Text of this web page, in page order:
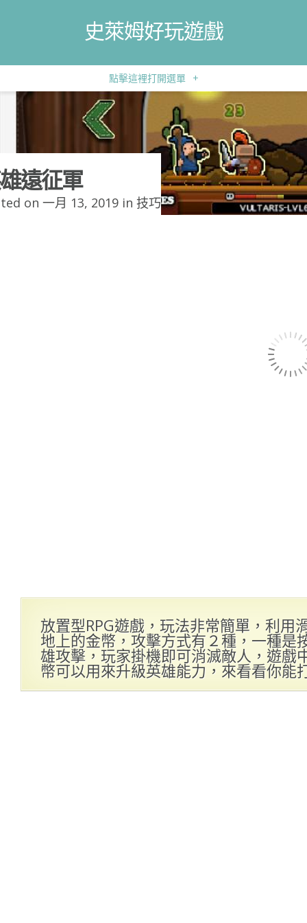
史萊姆好玩遊戲
點擊這裡打開選單 +
遠征軍
on 一月 13, 2019 in 技巧
放置型RPG遊戲，玩法非常簡單，利用
地上的金幣，攻擊方式有２種，一種是
雄攻擊，玩家掛機即可消滅敵人，遊戲
幣可以用來升級英雄能力，來看看你能